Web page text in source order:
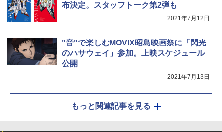
布決定。スタッフトーク第2弾も
2021年7月12日
"音"で楽しむMOVIX昭島映画祭に「閃光
のハサウェイ」参加。上映スケジュール
公開
2021年7月13日
もっと関連記事を見る